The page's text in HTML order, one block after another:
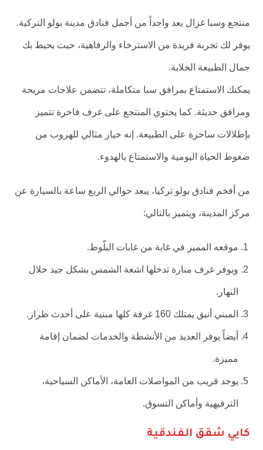
منتجع وسبا غزال يعد واحداً من أجمل فنادق مدينة بولو التركية.
يوفر لك تجربة فريدة من الاسترخاء والرفاهية، حيث يحيط بك
جمال الطبيعة الخلابة.
يمكنك الاستمتاع بمرافق سبا متكاملة، تتضمن علاجات مريحة
ومرافق حديثة. كما يحتوي المنتجع على غرف فاخرة تتميز
بإطلالات ساحرة على الطبيعة. إنه خيار مثالي للهروب من
ضغوط الحياة اليومية والاستمتاع بالهدوء.
من أفخم فنادق بولو تركيا، يبعد حوالي الربع ساعة بالسيارة عن
مركز المدينة، ويتميز بالتالي:
موقعه المميز في غابة من غابات البلّوط.
ويوفر غرف منارة تدخلها اشعة الشمس بشكل جيد خلال
النهار.
المبني أنيق يمتلك 160 غرفة كلها مبنية على أحدث طراز.
أيضاً يوفر العديد من الأنشطة والخدمات لضمان إقامة
مميزة.
يوجد قريب من المواصلات العامة، الأماكن السياحية،
الترفيهية وأماكن التسوق.
كايي شقق الفندقية